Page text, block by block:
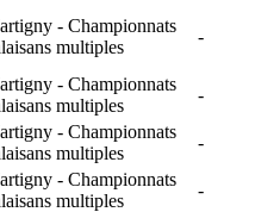
- Championnats
multiples
-
- Championnats
multiples
-
- Championnats
multiples
-
- Championnats
multiples
-